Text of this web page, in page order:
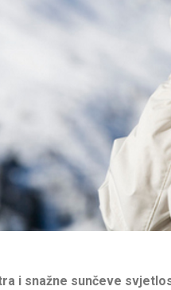
i snažne sunčeve